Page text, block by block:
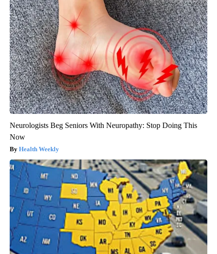
Neurologists Beg Seniors With Neuropathy: Stop Doing This
Now
Health Weekly